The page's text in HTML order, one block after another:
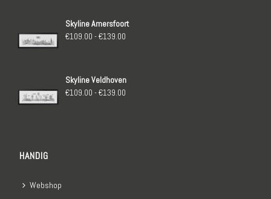
Skyline Amersfoort
€109.00 -€139.00
Skyline Veldhoven
€109.00 -€139.00
HANDIG
Webshop